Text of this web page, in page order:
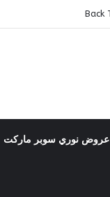
عروض نوري سوبر ماركت